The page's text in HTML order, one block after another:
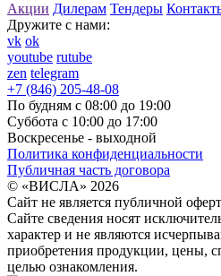
Акции Дилерам Тендеры
Дружите с нами:
vk ok
youtube rutube
zen telegram
+7 (846) 205-48-08
По будням с 08:00 до 19:00
Суббота с 10:00 до 17:00
Воскресенье - выходной
Политика конфиденциальности
Публичная часть договора
© «ВИСЛА» 2026
Сайт не является публичной
Сайте сведения носят
характер и не являются
приобретения продукции, цены,
целью ознакомления.